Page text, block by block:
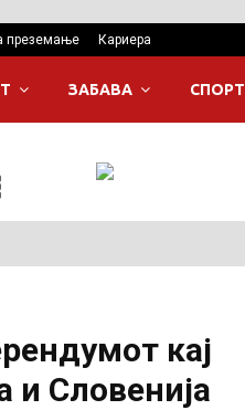
преземање Кариера
ЗАБАВА СПОРТ
кај
и Словенија